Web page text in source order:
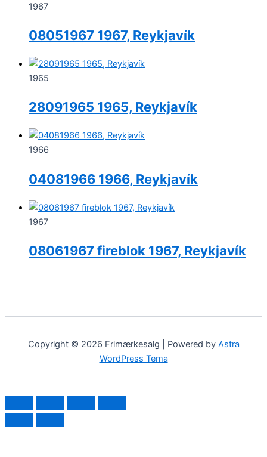
1967
08051967 1967, Reykjavík
1965
28091965 1965, Reykjavík
1966
04081966 1966, Reykjavík
1967
08061967 fireblok 1967, Reykjavík
Copyright © 2026 Frimærkesalg | Powered by Astra
WordPress Tema